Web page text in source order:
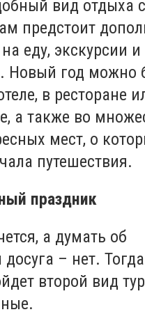
вид отдыха
предстоит
еду, экскурсии и
Новый год можно
в ресторане
а также во
мест, о
путешествия.
праздник
а думать об
досуга – нет.
второй вид